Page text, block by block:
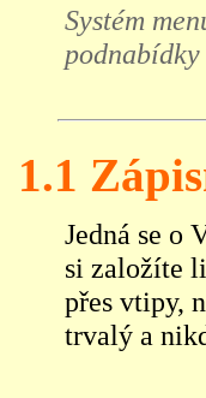
Systém
1.1
Jedná se o
si založíte
přes vtipy,
trvalý a